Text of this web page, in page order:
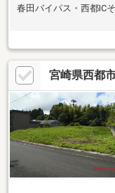
春田バイパス・西都IC
宮崎県西都